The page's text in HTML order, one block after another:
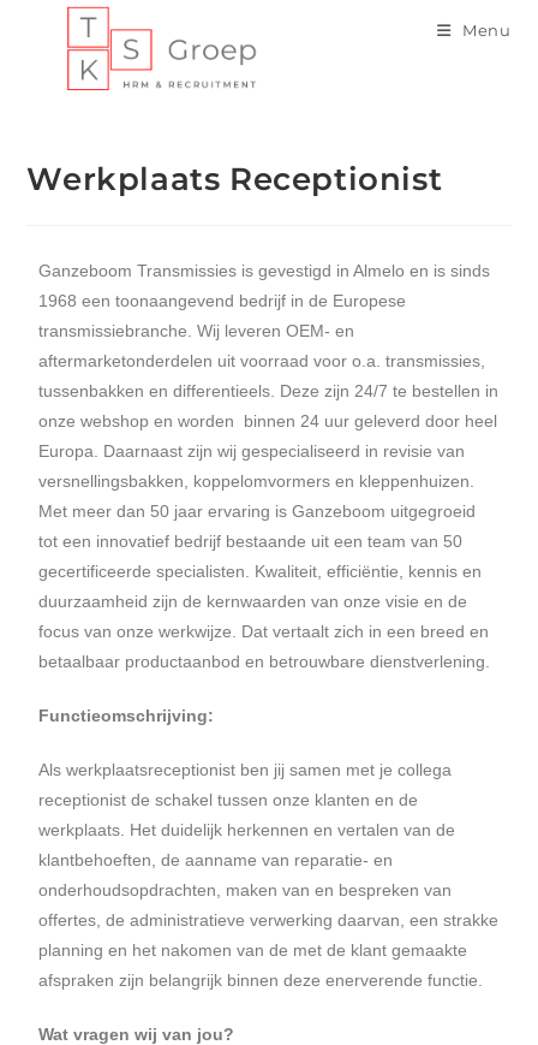
Menu
Werkplaats Receptionist
Ganzeboom Transmissies is gevestigd in Almelo en is sinds
1968 een toonaangevend bedrijf in de Europese
transmissiebranche. Wij leveren OEM- en
aftermarketonderdelen uit voorraad voor o.a. transmissies,
tussenbakken en differentieels. Deze zijn 24/7 te bestellen in
onze webshop en worden binnen 24 uur geleverd door heel
Europa. Daarnaast zijn wij gespecialiseerd in revisie van
versnellingsbakken, koppelomvormers en kleppenhuizen.
Met meer dan 50 jaar ervaring is Ganzeboom uitgegroeid
tot een innovatief bedrijf bestaande uit een team van 50
gecertificeerde specialisten. Kwaliteit, efficiëntie, kennis en
duurzaamheid zijn de kernwaarden van onze visie en de
focus van onze werkwijze. Dat vertaalt zich in een breed en
betaalbaar productaanbod en betrouwbare dienstverlening.
Functieomschrijving:
Als werkplaatsreceptionist ben jij samen met je collega
receptionist de schakel tussen onze klanten en de
werkplaats. Het duidelijk herkennen en vertalen van de
klantbehoeften, de aanname van reparatie- en
onderhoudsopdrachten, maken van en bespreken van
offertes, de administratieve verwerking daarvan, een strakke
planning en het nakomen van de met de klant gemaakte
afspraken zijn belangrijk binnen deze enerverende functie.
Wat vragen wij van jou?